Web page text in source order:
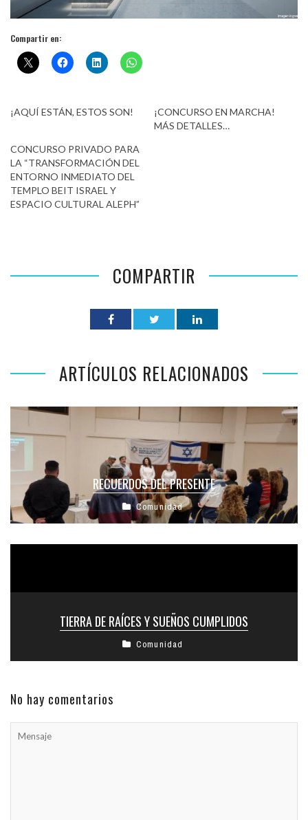
Compartir en:
¡AQUÍ ESTÁN, ESTOS SON!
¡CONCURSO EN MARCHA!
MÁS DETALLES…
CONCURSO PRIVADO PARA
LA “TRANSFORMACIÓN DEL
ENTORNO INMEDIATO DEL
TEMPLO BEIT ISRAEL Y
ESPACIO CULTURAL ALEPH”
COMPARTIR
ARTÍCULOS RELACIONADOS
RECUERDOS DEL PRESENTE
Comunidad
TIERRA DE RAÍCES Y SUEÑOS CUMPLIDOS
Comunidad
No hay comentarios